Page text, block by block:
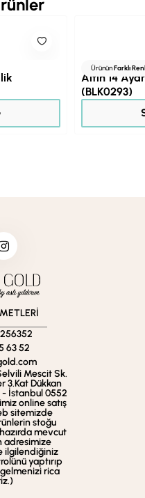
ÜrününFarklı
Altın 14
(BLK0293)
63 52
Mescit Sk.
3.Kat Dükkan
- İstanbul 0552
online satış
sitemizde
stoğu
mevcut
adresimize
ilgilendiğiniz
yaptırıp
rica